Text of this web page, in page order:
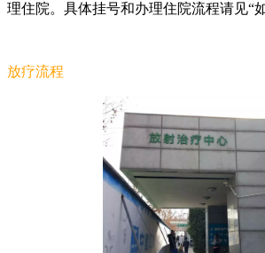
理住院。具体挂号和办理住院流程请见“
放疗流程